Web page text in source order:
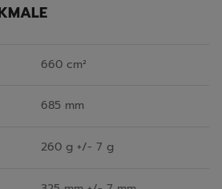
660 cm²
685 mm
260 g +/- 7 g